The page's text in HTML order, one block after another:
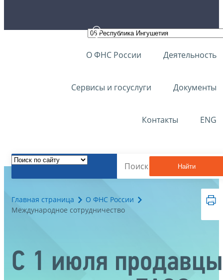
О ФНС России Деятельность
Сервисы и госуслуги Документы
Контакты ENG
Найти
Главная страница
О ФНС России
Международное сотрудничество
С 1 июля продавцы